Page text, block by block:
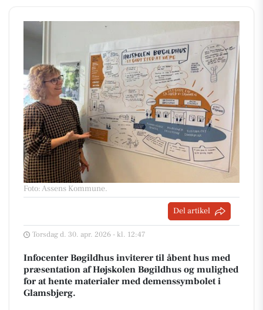
Foto: Assens Kommune.
Del artikel
Torsdag d. 30. apr. 2026 - kl. 12:47
Infocenter Bøgildhus inviterer til åbent hus med
præsentation af Højskolen Bøgildhus og mulighed
for at hente materialer med demenssymbolet i
Glamsbjerg.